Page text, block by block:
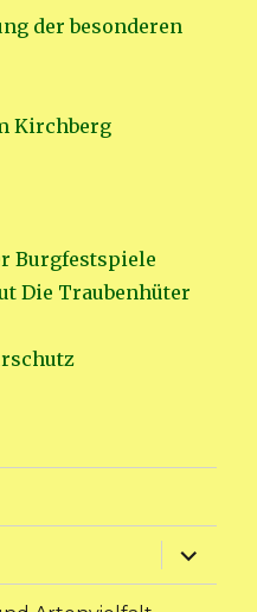
der besonderen
Kirchberg
Burgfestspiele
Die Traubenhüter